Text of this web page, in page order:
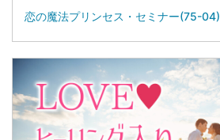
恋の魔法プリンセス・セミナー(75-04)